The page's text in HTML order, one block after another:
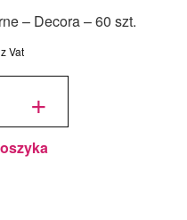
– Decora – 60 szt.
z Vat
+